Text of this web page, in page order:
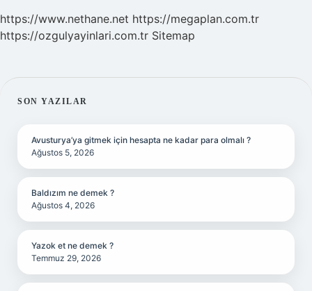
https://www.nethane.net https://megaplan.com.tr
https://ozgulyayinlari.com.tr Sitemap
SIDEBAR
SON YAZILAR
Avusturya’ya gitmek için hesapta ne kadar para olmalı ?
Ağustos 5, 2026
Baldızım ne demek ?
Ağustos 4, 2026
Yazok et ne demek ?
Temmuz 29, 2026